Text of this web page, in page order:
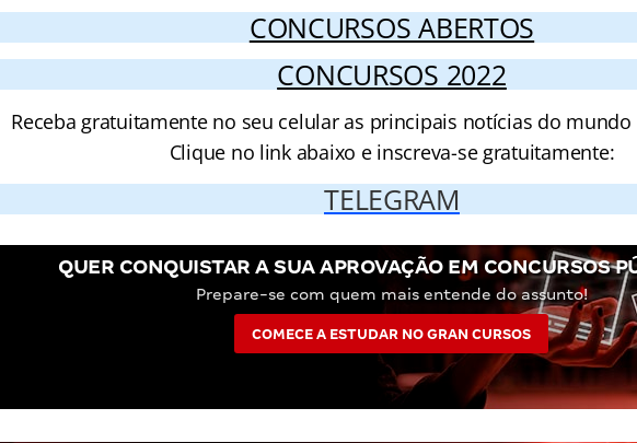
CONCURSOS ABERTOS
CONCURSOS 2022
Receba gratuitamente no seu celular as principais notícias do
Clique no link abaixo e inscreva-se gratuitamente:
TELEGRAM
QUER CONQUISTAR A SUA APROVAÇÃO EM CONCURSOS
Prepare-se com quem mais entende do assunto!
COMECE A ESTUDAR NO GRAN CURSOS